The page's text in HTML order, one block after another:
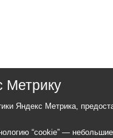
Метрику
Яндекс Метрика,
“cookie” —